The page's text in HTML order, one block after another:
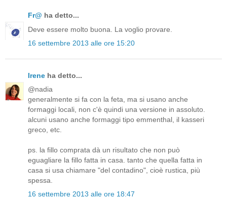
Fr@ ha detto...
Deve essere molto buona. La voglio provare.
16 settembre 2013 alle ore 15:20
Irene ha detto...
@nadia
generalmente si fa con la feta, ma si usano anche
formaggi locali, non c'è quindi una versione in assoluto.
alcuni usano anche formaggi tipo emmenthal, il kasseri
greco, etc.
ps. la fillo comprata dà un risultato che non può
eguagliare la fillo fatta in casa. tanto che quella fatta in
casa si usa chiamare "del contadino", cioè rustica, più
spessa.
16 settembre 2013 alle ore 18:47